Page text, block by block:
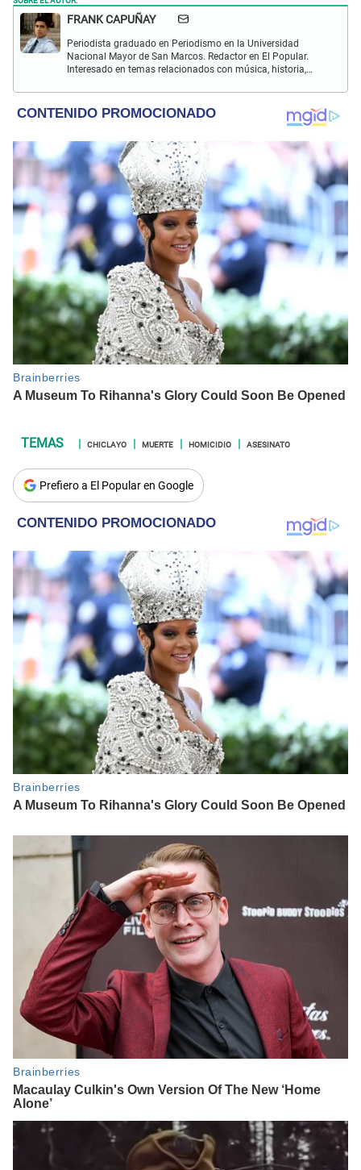
FRANK CAPUÑAY
Periodista graduado en Periodismo en la Universidad
Nacional Mayor de San Marcos. Redactor en El Popular.
Interesado en temas relacionados con música, historia,
CHICLAYO MUERTE HOMICIDIO ASESINATO
Prefiero a El Popular en Google